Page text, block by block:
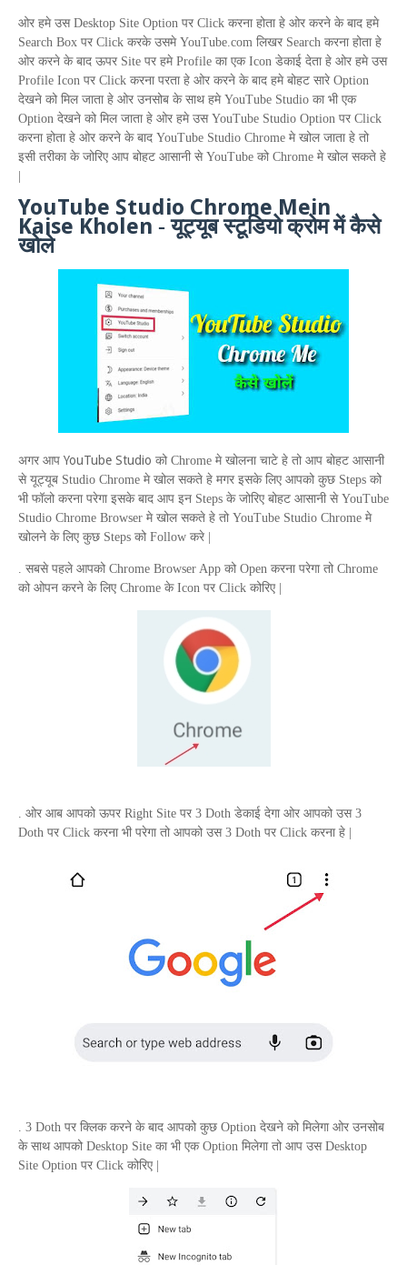
ओर हमे उस Desktop Site Option पर Click करना होता हे ओर करने के बाद हमे
Search Box पर Click करके उसमे YouTube.com लिखर Search करना होता हे
ओर करने के बाद ऊपर Site पर हमे Profile का एक Icon डेकाई देता हे ओर हमे उस
Profile Icon पर Click करना परता हे ओर करने के बाद हमे बोहट सारे Option
देखने को मिल जाता हे ओर उनसोब के साथ हमे YouTube Studio का भी एक
Option देखने को मिल जाता हे ओर हमे उस YouTube Studio Option पर Click
करना होता हे ओर करने के बाद YouTube Studio Chrome मे खोल जाता हे तो
इसी तरीका के जोरिए आप बोहट आसानी से YouTube को Chrome मे खोल सकते हे
YouTube Studio Chrome Mein
Kaise Kholen -यूट्यूब स्टूडियो क्रोम में कैसे
खोले
अगर आप YouTube Studio को Chrome मे खोलना चाटे हे तो आप बोहट आसानी
से यूट्यूब Studio Chrome मे खोल सकते हे मगर इसके लिए आपको कुछ Steps को
भी फॉलो करना परेगा इसके बाद आप इन Steps के जोरिए बोहट आसानी से YouTube
Studio Chrome Browser मे खोल सकते हे तो YouTube Studio Chrome मे
खोलने के लिए कुछ Steps को Follow करे |
. सबसे पहले आपको Chrome Browser App को Open करना परेगा तो Chrome
को ओपन करने के लिए Chrome के Icon पर Click कोरिए |
. ओर आब आपको ऊपर Right Site पर 3 Doth डेकाई देगा ओर आपको उस 3
Doth पर Click करना भी परेगा तो आपको उस 3 Doth पर Click करना हे |
. 3 Doth पर क्लिक करने के बाद आपको कुछ Option देखने को मिलेगा ओर उनसोब
के साथ आपको Desktop Site का भी एक Option मिलेगा तो आप उस Desktop
Site Option पर Click कोरिए |